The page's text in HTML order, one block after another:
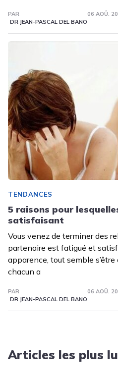
PAR
DR JEAN-PASCAL DEL BANO
06 AOÛ.
TENDANCES
5 raisons pour
satisfaisant
Vous venez de terminer des
partenaire est fatigué et
apparence, tout semble
chacun a
PAR
DR JEAN-PASCAL DEL BANO
06 AOÛ.
Articles les plus